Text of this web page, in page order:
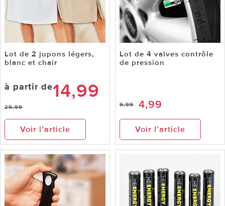
Lot de 2 jupons légers,
blanc et chair
à partir de14,99
29,99
Voir l’article
Lot de 4 valves contrôle
de pression
9,99 4,99
Voir l’article